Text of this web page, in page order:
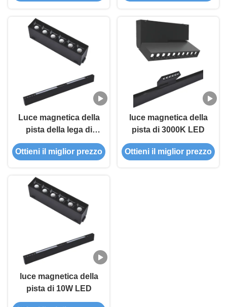
90 di illuminazione
pista
Luce magnetica della
pista della lega di
alluminio del soffitto
3000K 5W LED
Ottieni il miglior prezzo
luce magnetica della
pista di 3000K LED
Ottieni il miglior prezzo
luce magnetica della
pista di 10W LED